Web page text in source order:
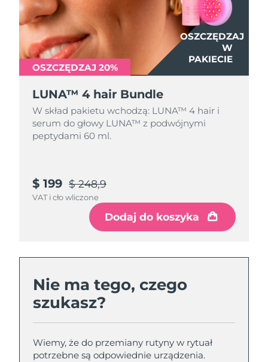
OSZCZĘDZAJ
W
PAKIECIE
OSZCZĘDZAJ 20%
LUNA™ 4 hair Bundle
W skład pakietu wchodzą: LUNA™ 4 hair i
serum do głowy LUNA™ z podwójnymi
peptydami 60 ml.
$ 199 $ 248,9
VAT i cło wliczone
Dodaj do koszyka
Nie ma tego, czego
szukasz?
Wiemy, że do przemiany rutyny w rytuał
potrzebne są odpowiednie urządzenia.